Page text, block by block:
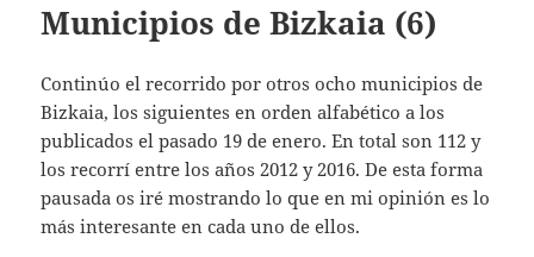
Municipios de Bizkaia (6)
Continúo el recorrido por otros ocho municipios de
Bizkaia, los siguientes en orden alfabético a los
publicados el pasado 19 de enero. En total son 112 y
los recorrí entre los años 2012 y 2016. De esta forma
pausada os iré mostrando lo que en mi opinión es lo
más interesante en cada uno de ellos.